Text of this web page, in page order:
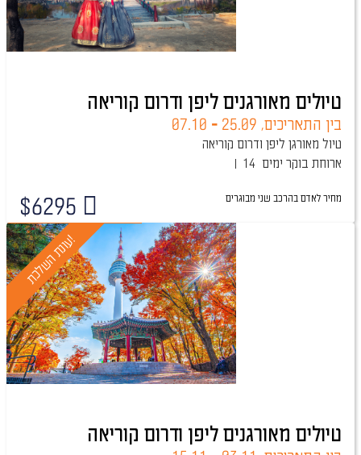
טיולים מאורגנים ליפן ודרום קוריאה
בין התאריכים, -
07.10
טיול מאורגן ליפן ודרום קוריאה
14 ימים ארוחת בוקר
$6295 מחיר לאדם בהרכב שני מבוגרים
ע
ו
נ
ת
ה
ש
ל
כ
ת
!
טיולים מאורגנים ליפן ודרום קוריאה
טיול מובטח